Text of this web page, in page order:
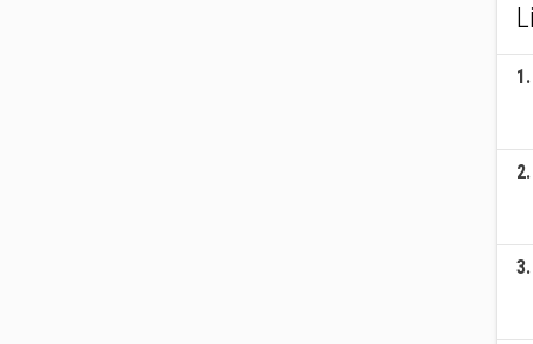
1.
2.
3.